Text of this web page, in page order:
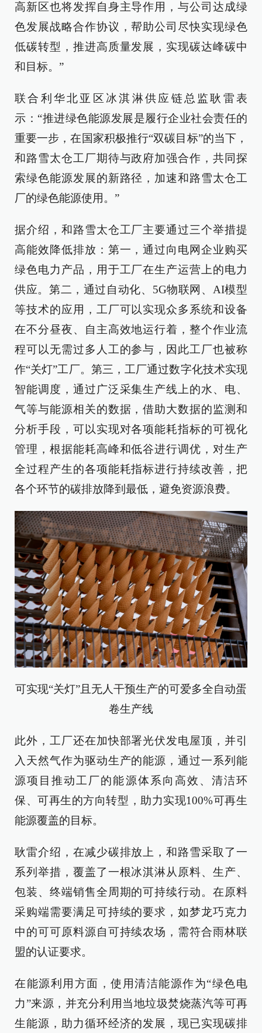
高新区也将发挥自身主导作用，与公司达成绿
色发展战略合作协议，帮助公司尽快实现绿色
低碳转型，推进高质量发展，实现碳达峰碳中
和目标。”
联合利华北亚区冰淇淋供应链总监耿雷表
示：“推进绿色能源发展是履行企业社会责任的
重要一步，在国家积极推行“双碳目标”的当下，
和路雪太仓工厂期待与政府加强合作，共同探
索绿色能源发展的新路径，加速和路雪太仓工
厂的绿色能源使用。”
据介绍，和路雪太仓工厂主要通过三个举措提
高能效降低排放：第一，通过向电网企业购买
绿色电力产品，用于工厂在生产运营上的电力
供应。第二，通过自动化、5G物联网、AI模型
等技术的应用，工厂可以实现众多系统和设备
在不分昼夜、自主高效地运行着，整个作业流
程可以无需过多人工的参与，因此工厂也被称
作“关灯”工厂。第三，工厂通过数字化技术实现
智能调度，通过广泛采集生产线上的水、电、
气等与能源相关的数据，借助大数据的监测和
分析手段，可以实现对各项能耗指标的可视化
管理，根据能耗高峰和低谷进行调优，对生产
全过程产生的各项能耗指标进行持续改善，把
各个环节的碳排放降到最低，避免资源浪费。
可实现“关灯”且无人干预生产的可爱多全自动蛋
卷生产线
此外，工厂还在加快部署光伏发电屋顶，并引
入天然气作为驱动生产的能源，通过一系列能
源项目推动工厂的能源体系向高效、清洁环
保、可再生的方向转型，助力实现100%可再生
能源覆盖的目标。
耿雷介绍，在减少碳排放上，和路雪采取了一
系列举措，覆盖了一根冰淇淋从原料、生产、
包装、终端销售全周期的可持续行动。在原料
采购端需要满足可持续的要求，如梦龙巧克力
中的可可原料源自可持续农场，需符合雨林联
盟的认证要求。
在能源利用方面，使用清洁能源作为“绿色电
力”来源，并充分利用当地垃圾焚烧蒸汽等可再
生能源，助力循环经济的发展，现已实现碳排